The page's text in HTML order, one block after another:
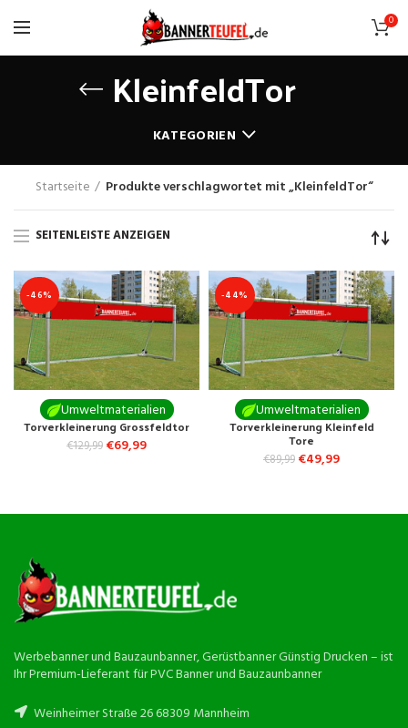
0
KleinfeldTor
KATEGORIEN
Startseite Produkte verschlagwortet mit „KleinfeldTor“
SEITENLEISTE ANZEIGEN
-46%
Umweltmaterialien
Torverkleinerung Grossfeldtor
€129,99 €69,99
-44%
Umweltmaterialien
Torverkleinerung Kleinfeld
Tore
€89,99 €49,99
Werbebanner und Bauzaunbanner, Gerüstbanner Günstig Drucken – ist
Ihr Premium-Lieferant für PVC Banner und Bauzaunbanner
Weinheimer Straße 26 68309 Mannheim